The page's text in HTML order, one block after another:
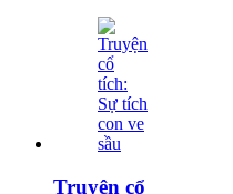
Truyện cổ